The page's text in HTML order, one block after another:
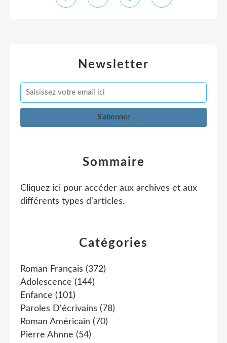
Newsletter
Catégories
Roman Français (372)
Adolescence (144)
Enfance (101)
Paroles D'écrivains (78)
Roman Américain (70)
Pierre Ahnne (54)
Sommaire
Cliquez ici pour accéder aux archives et aux
différents types d'articles.